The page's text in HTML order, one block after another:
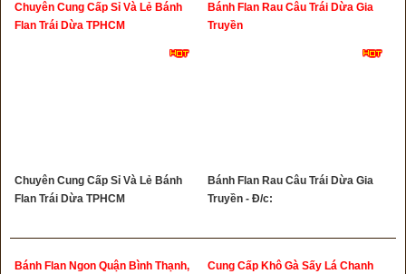
Chuyên Cung Cấp Sỉ Và Lẻ Bánh
Flan Trái Dừa TPHCM
Chuyên Cung Cấp Sỉ Và Lẻ Bánh
Flan Trái Dừa TPHCM
Bánh Flan Rau Câu Trái Dừa Gia
Truyền
Bánh Flan Rau Câu Trái Dừa Gia
Truyền - Đ/c:
Bánh Flan Ngon Quận Bình Thạnh,
Cung Cấp Khô Gà Sấy Lá Chanh